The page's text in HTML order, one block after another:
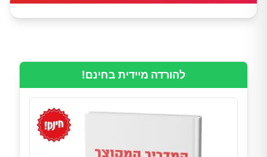
להורדה מיידית בחינם!